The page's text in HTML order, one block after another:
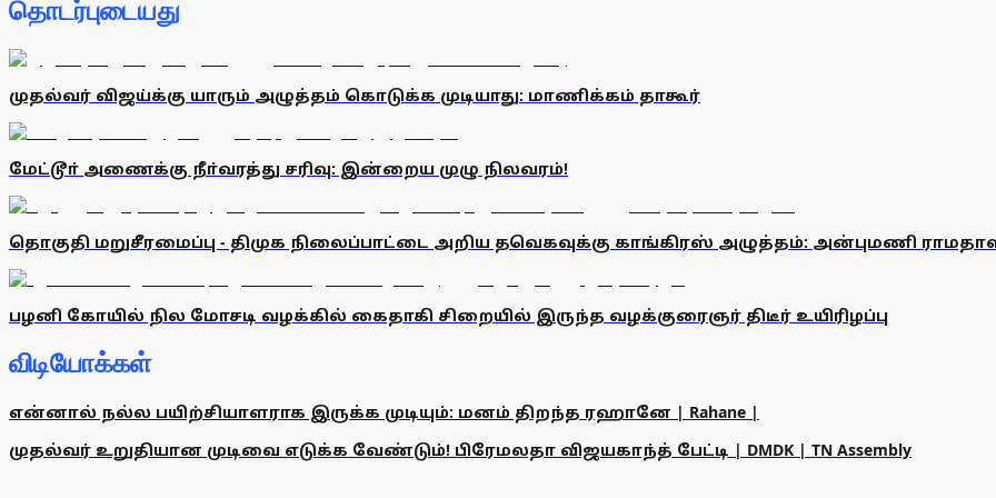
தொடர்புடையது
முதல்வர் விஜய்க்கு யாரும் அழுத்தம் கொடுக்க முடியாது: மாணிக்கம் தாகூர்
மேட்டூா் அணைக்கு நீா்வரத்து சரிவு: இன்றைய முழு நிலவரம்!
தொகுதி மறுசீரமைப்பு - திமுக நிலைப்பாட்டை அறிய தவெகவுக்கு காங்கிரஸ் அழுத்தம்: அன்புமணி
பழனி கோயில் நில மோசடி வழக்கில் கைதாகி சிறையில் இருந்த வழக்குரைஞர் திடீர் உயிரிழப்பு
விடியோக்கள்
என்னால் நல்ல பயிற்சியாளராக இருக்க முடியும்: மனம் திறந்த ரஹானே | Rahane |
முதல்வர் உறுதியான முடிவை எடுக்க வேண்டும்! பிரேமலதா விஜயகாந்த் பேட்டி | DMDK | TN Assembly